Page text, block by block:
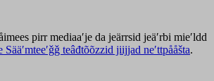
pirr mediaaʹje da jeärrsid jeäʹrbi mieʹldd
Sääʹmteeʹǧǧ teâđtõõzzid jiijjad neʹttpååšta.